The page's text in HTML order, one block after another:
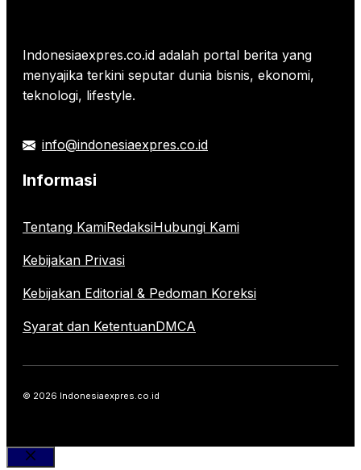
Indonesiaexpres.co.id adalah portal berita yang
menyajika terkini seputar dunia bisnis, ekonomi,
teknologi, lifestyle.
info@indonesiaexpres.co.id
Informasi
Tentang KamiRedaksiHubungi Kami
Kebijakan Privasi
Kebijakan Editorial & Pedoman Koreksi
Syarat dan KetentuanDMCA
© 2026 Indonesiaexpres.co.id